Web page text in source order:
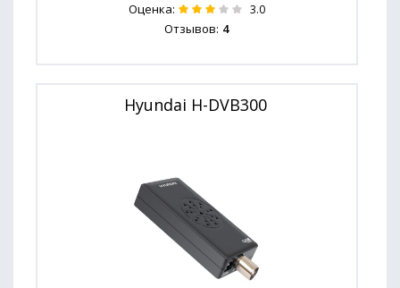
Оценка: 3.0
Отзывов: 4
Hyundai H-DVB300